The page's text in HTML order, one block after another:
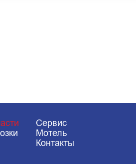
Сервис
Мотель
Контакты